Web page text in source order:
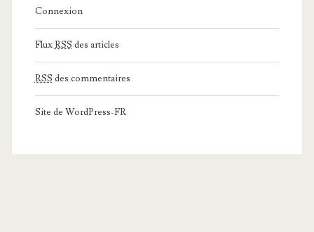
Connexion
FluxRSS des articles
RSS des commentaires
Site de WordPress-FR